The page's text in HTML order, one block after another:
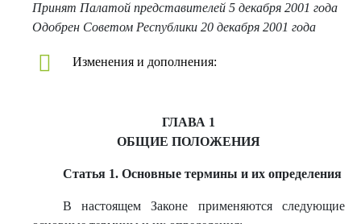
Принят Палатой представителей 5 декабря 2001 года
Одобрен Советом Республики 20 декабря 2001 года
Изменения и дополнения:
ГЛАВА 1
ОБЩИЕ ПОЛОЖЕНИЯ
Статья 1. Основные термины и их определения
В настоящем Законе применяются следующие